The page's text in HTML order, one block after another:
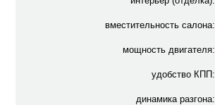
вместительность салона:
мощность двигателя:
удобство КПП:
динамика разгона: